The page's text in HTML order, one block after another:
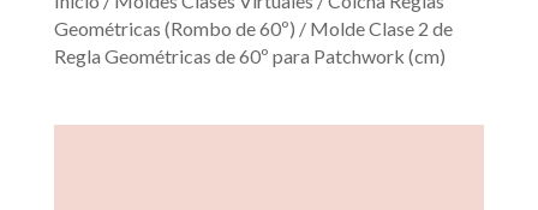
Geométricas (Rombo de 60º) / Molde Clase 2 de
Regla Geométricas de 60º para Patchwork (cm)